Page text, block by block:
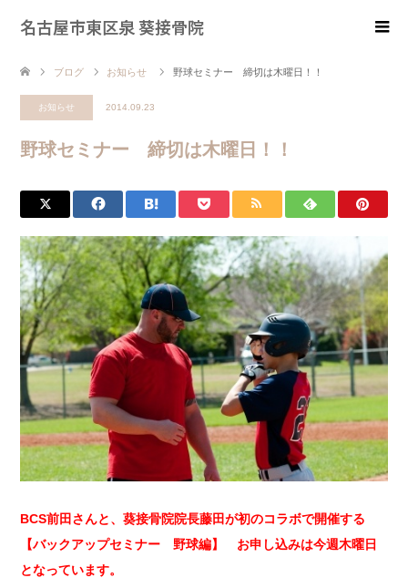
名古屋市東区泉 葵接骨院
ブログ お知らせ 野球セミナー 締切は木曜日！！
お知らせ 2014.09.23
野球セミナー 締切は木曜日！！
BCS前田さんと、葵接骨院院長藤田が初のコラボで開催する
【バックアップセミナー 野球編】 お申し込みは今週木曜日
となっています。